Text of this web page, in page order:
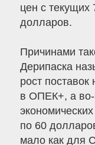
цен с текущих
долларов.
Причинами
Дерипаска
рост
в ОПЕК+, а во-
по 60
мало как для